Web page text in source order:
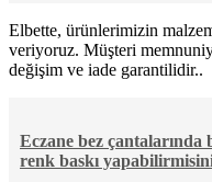
Elbette, ürünlerimizin
veriyoruz. Müşteri
değişim ve iade garantilidir..
Eczane bez
renk baskı